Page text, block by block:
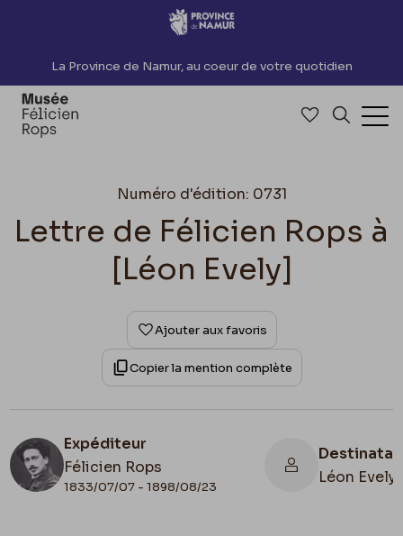
Accèder directement au contenu
La Province de Namur, au coeur de votre quotidien
Accéder à
Numéro d'édition: 0731
Lettre de Félicien Rops à
[Léon Evely]
Ajouter aux favoris
Copier la mention complète
Expéditeur
Félicien Rops
1833/07/07 - 1898/08/23
Léon Evely